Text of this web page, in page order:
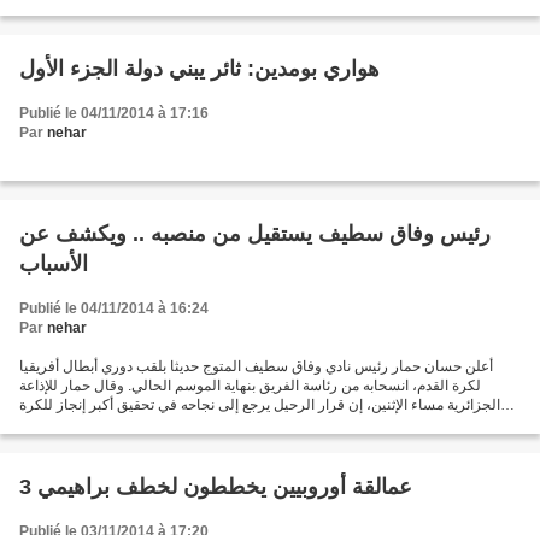
هواري بومدين: ثائر يبني دولة الجزء الأول
Publié le 04/11/2014 à 17:16
Par nehar
رئيس وفاق سطيف يستقيل من منصبه .. ويكشف عن
الأسباب
Publié le 04/11/2014 à 16:24
Par nehar
أعلن حسان حمار رئيس نادي وفاق سطيف المتوج حديثا بلقب دوري أبطال أفريقيا
لكرة القدم، انسحابه من رئاسة الفريق بنهاية الموسم الحالي. وقال حمار للإذاعة
الجزائرية مساء الإثنين، إن قرار الرحيل يرجع إلى نجاحه في تحقيق أكبر إنجاز للكرة
3 عمالقة أوروبيين يخططون لخطف براهيمي
Publié le 03/11/2014 à 17:20